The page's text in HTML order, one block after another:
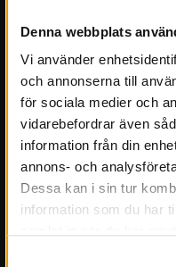
Denna webbplats
Vi använder
och annonserna till
för sociala medier och
vidarebefordrar även
information från din
annons- och
Dessa kan i sin tur
information som du har
Press
Kontakt
Kulturmiljö
Stöd Värmlands
Värmlands
Prenumerera på